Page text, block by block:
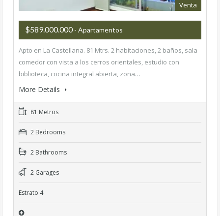
Venta
$589.000.000- Apartamentos
Apto en La Castellana. 81 Mtrs. 2 habitaciones, 2 baños, sala
comedor con vista a los cerros orientales, estudio con
biblioteca, cocina integral abierta, zona…
More Details
81 Metros
2 Bedrooms
2 Bathrooms
2 Garages
Estrato 4